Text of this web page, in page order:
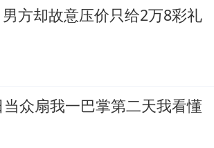
方却故意压价只给2万8彩礼
众扇我一巴掌第二天我看懂